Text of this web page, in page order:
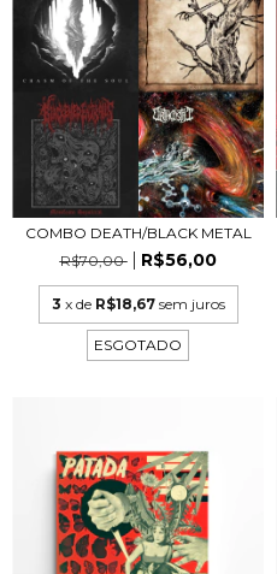
COMBO DEATH/BLACK METAL
R$70,00
R$56,00
3 x de R$18,67 sem juros
ESGOTADO